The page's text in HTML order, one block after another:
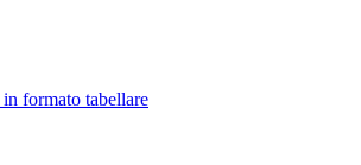
formato tabellare